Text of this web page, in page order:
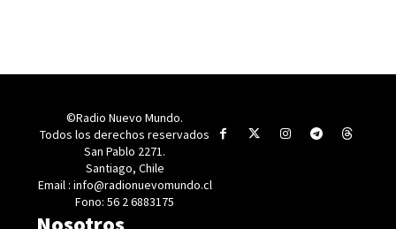
©Radio Nuevo Mundo.
Todos los derechos reservados
San Pablo 2271.
Santiago, Chile
Email : info@radionuevomundo.cl
Fono: 56 2 6883175